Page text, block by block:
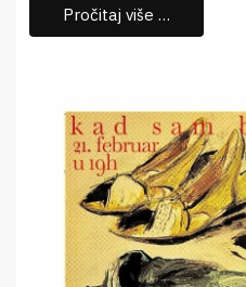
Pročitaj više …